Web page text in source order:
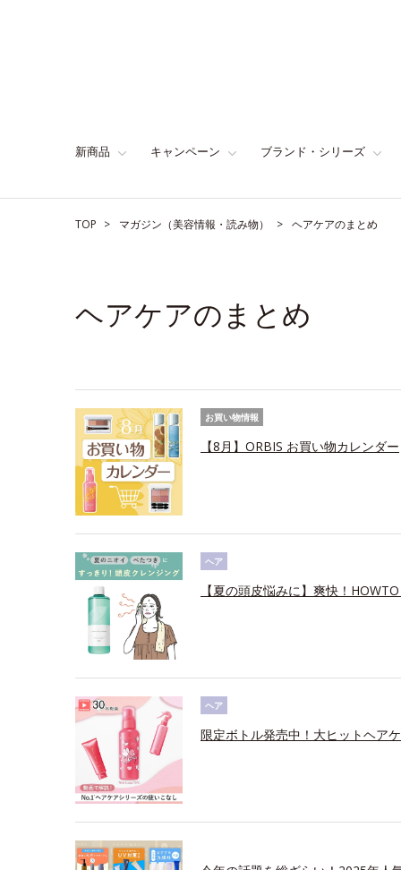
新商品 キャンペーン ブランド・シリーズ
TOP マガジン（美容情報・読み物） ヘアケアのまとめ
ヘアケアのまとめ
お買い物情報
【8月】ORBIS お買い物カレンダー
ヘア
【夏の頭皮悩みに】爽快！
ヘア
限定ボトル発売中！大ヒットヘア